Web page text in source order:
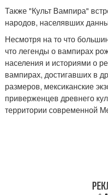
Также "Культ Вампира"
народов, населявших
Несмотря на то что
что легенды о вампирах
населения и историями о
вампирах, достигавших в
размеров, мексиканские
приверженцев древнего
территории современной